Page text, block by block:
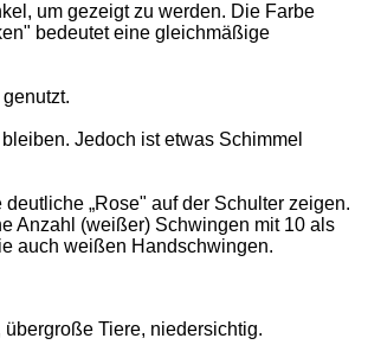
um gezeigt zu werden. Die Farbe
bedeutet eine gleichmäßige
Jedoch ist etwas Schimmel
„Rose" auf der Schulter zeigen.
Anzahl (weißer) Schwingen mit 10 als
auch weißen Handschwingen.
Tiere, niedersichtig.